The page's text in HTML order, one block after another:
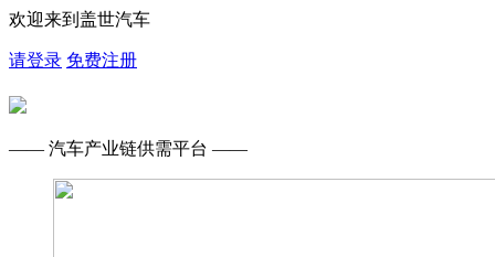
欢迎来到盖世汽车
请登录 免费注册
—— 汽车产业链供需平台 ——